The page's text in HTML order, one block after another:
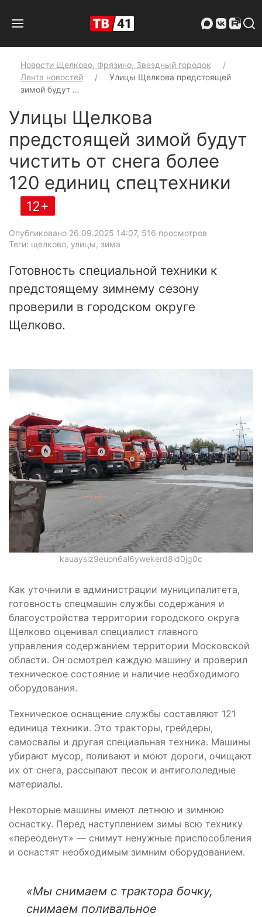
Новости Щелково, Фрязино, Звездный городок
Лента новостей
Улицы Щелкова предстоящей
зимой будут …
Улицы Щелкова
предстоящей зимой будут
чистить от снега более
120 единиц спецтехники
12+
Опубликовано 26.09.2025 14:07, 516 просмотров
Теги: щелково, улицы, зима
Готовность специальной техники к
предстоящему зимнему сезону
проверили в городском округе
Щелково.
kauaysiz9euon6al6ywekerd8id0jg0c
Как уточнили в администрации муниципалитета,
готовность спецмашин службы содержания и
благоустройства территории городского округа
Щелково оценивал специалист главного
управления содержанием территории Московской
области. Он осмотрел каждую машину и проверил
техническое состояние и наличие необходимого
оборудования.
Техническое оснащение службы составляют 121
единица техники. Это тракторы, грейдеры,
самосвалы и другая специальная техника. Машины
убирают мусор, поливают и моют дороги, очищают
их от снега, рассыпают песок и антигололедные
материалы.
Некоторые машины имеют летнюю и зимнюю
оснастку. Перед наступлением зимы всю технику
«переоденут» — снимут ненужные приспособления
и оснастят необходимым зимним оборудованием.
«Мы снимаем с трактора бочку,
снимаем поливальное